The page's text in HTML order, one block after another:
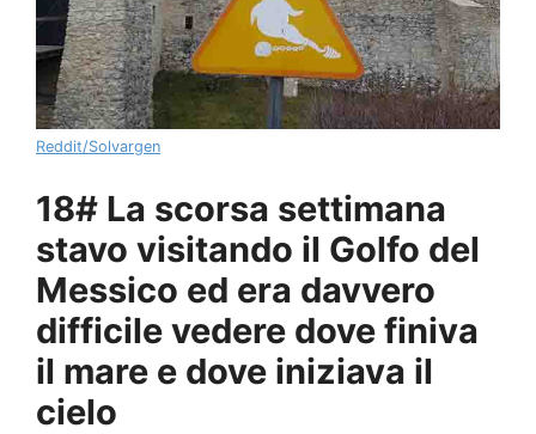
Reddit/Solvargen
18# La scorsa settimana
stavo visitando il Golfo del
Messico ed era davvero
difficile vedere dove finiva
il mare e dove iniziava il
cielo